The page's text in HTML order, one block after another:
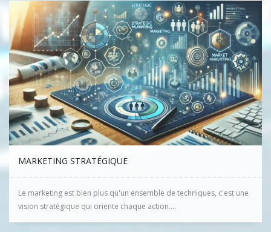
MARKETING STRATÉGIQUE
Le marketing est bien plus qu'un ensemble de techniques, c'est une
vision stratégique qui oriente chaque action....